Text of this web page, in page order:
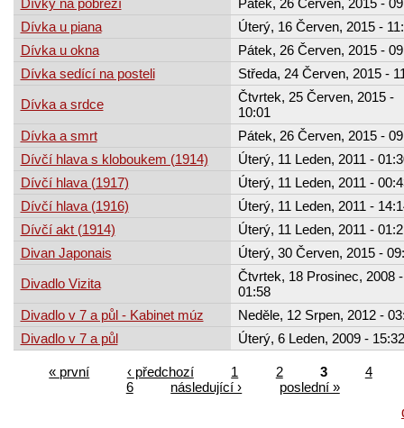
Dívka u piana
Úterý, 16 Červen, 2015 -
Dívka u okna
Pátek, 26 Červen, 2015 -
Dívka sedící na posteli
Středa, 24 Červen, 2015 -
Dívka a srdce
Čtvrtek, 25 Červen, 2015 -
10:01
Dívka a smrt
Pátek, 26 Červen, 2015 -
Dívčí hlava s kloboukem (1914)
Úterý, 11 Leden, 2011 -
Dívčí hlava (1917)
Úterý, 11 Leden, 2011 -
Dívčí hlava (1916)
Úterý, 11 Leden, 2011 -
Dívčí akt (1914)
Úterý, 11 Leden, 2011 -
Divan Japonais
Úterý, 30 Červen, 2015 -
Divadlo Vizita
Čtvrtek, 18 Prosinec, 2008 -
01:58
Divadlo v 7 a půl - Kabinet múz
Neděle, 12 Srpen, 2012 -
Divadlo v 7 a půl
Úterý, 6 Leden, 2009 - 15:32
« první ‹ předchozí 1 2 3
4
6
následující ›
poslední »